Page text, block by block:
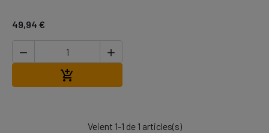
49,94 €
 

Veient 1-1 de 1 articles(s)